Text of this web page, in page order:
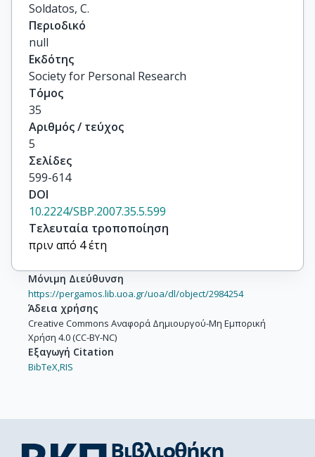
Soldatos, C.
Περιοδικό
null
Εκδότης
Society for Personal Research
Τόμος
35
Αριθμός / τεύχος
5
Σελίδες
599-614
DOI
10.2224/SBP.2007.35.5.599
Τελευταία τροποποίηση
πριν από 4 έτη
Μόνιμη Διεύθυνση
https://pergamos.lib.uoa.gr/uoa/dl/object/2984254
Άδεια χρήσης
Creative Commons Αναφορά Δημιουργού-Μη Εμπορική
Χρήση 4.0 (CC-BY-NC)
Εξαγωγή Citation
BibTeX,RIS